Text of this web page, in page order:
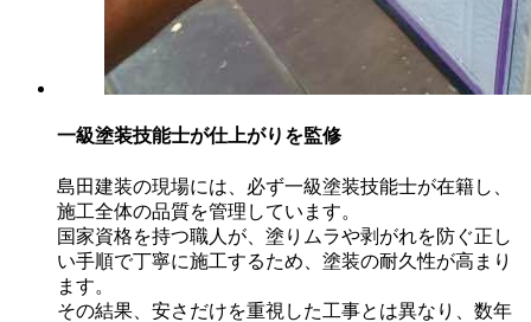
一級塗装技能士が仕上がりを監修
島田建装の現場には、必ず一級塗装技能士が在籍し、
施工全体の品質を管理しています。
国家資格を持つ職人が、塗りムラや剥がれを防ぐ正し
い手順で丁寧に施工するため、塗装の耐久性が高まり
ます。
その結果、安さだけを重視した工事とは異なり、数年